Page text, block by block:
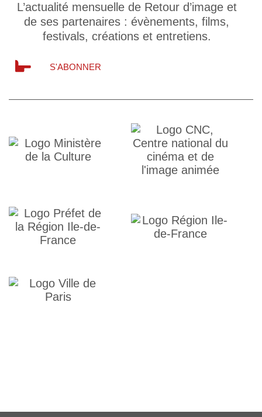
L’actualité mensuelle de Retour d’image et
de ses partenaires : évènements, films,
festivals, créations et entretiens.
S'ABONNER